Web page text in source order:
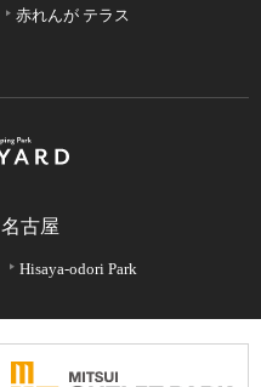
赤れんが テラス
名古屋
Hisaya-odori Park